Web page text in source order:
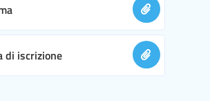
di iscrizione